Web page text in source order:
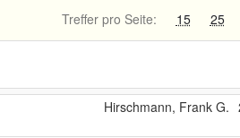
Treffer pro Seite: 15 25
Hirschmann, Frank G.